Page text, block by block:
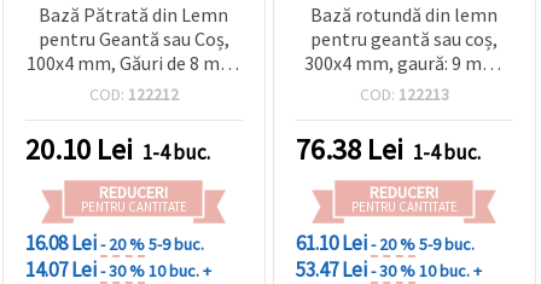
Bază Pătrată din Lemn
pentru Geantă sau Coș,
100x4 mm, Găuri de 8 mm,
Culoare Lemn Natural
COD: 122212
20.10 Lei 1-4 buc.
REDUCERI
PENTRU CANTITATE
16.08 Lei- 20 %5-9 buc.
14.07 Lei- 30 %10 buc. +
Bază rotundă din lemn
pentru geantă sau coș,
300x4 mm, gaură: 9 mm,
culoare lemn natural
COD: 122213
76.38 Lei 1-4 buc.
REDUCERI
PENTRU CANTITATE
61.10 Lei- 20 %5-9 buc.
53.47 Lei- 30 %10 buc. +